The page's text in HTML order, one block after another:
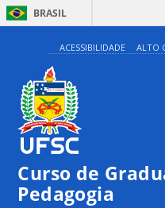
BRASIL
ACESSIBILIDADE ALTO
Curso de
Pedagogia